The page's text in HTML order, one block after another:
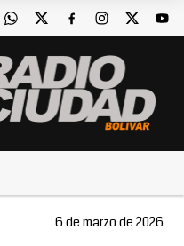
6 de marzo de 2026